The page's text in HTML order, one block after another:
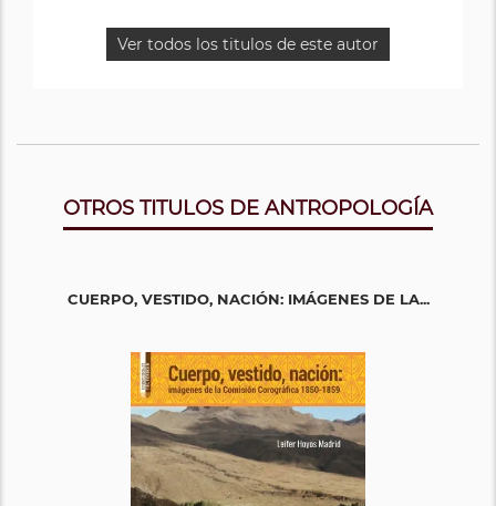
Ver todos los titulos de este autor
OTROS TITULOS DE ANTROPOLOGÍA
CUERPO, VESTIDO, NACIÓN: IMÁGENES DE LA...